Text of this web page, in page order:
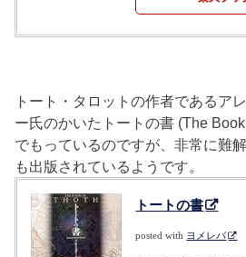
トート・タロットの作者であるア
ー氏のかいたトートの書 (The
でもっているのですが、非常に難
も出版されているようです。
トートの書
posted with ヨメレバ